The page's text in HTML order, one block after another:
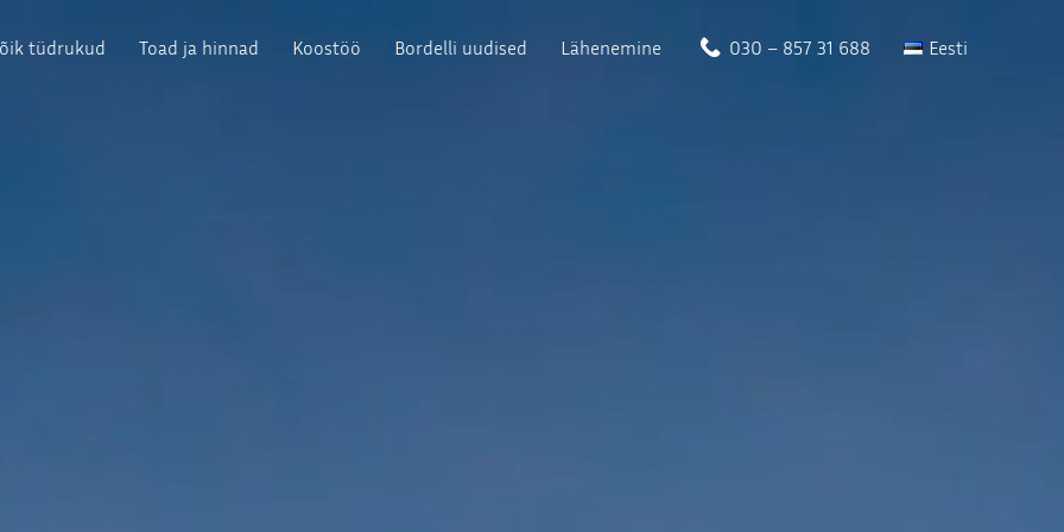
tüdrukud Toad ja hinnad Koostöö Bordelli uudised Lähenemine 030 – 857 31 688 Eesti